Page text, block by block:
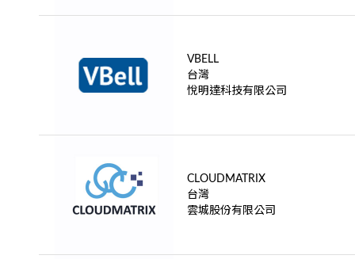
VBELL
台灣
悅明達科技有限公司
CLOUDMATRIX
台灣
雲城股份有限公司